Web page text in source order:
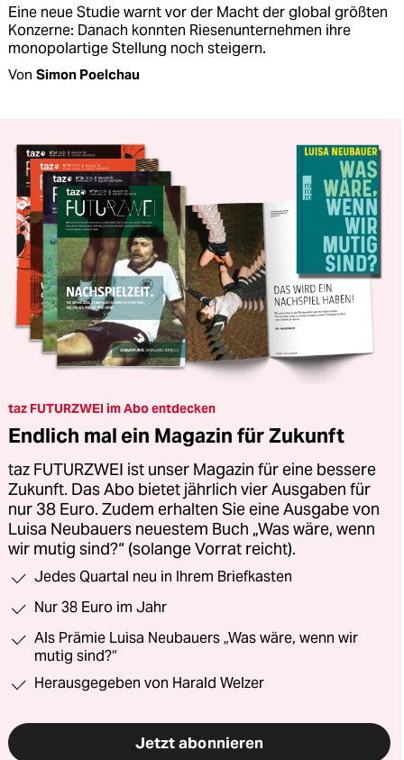
Eine neue Studie warnt vor der Macht der global größten
Konzerne: Danach konnten Riesenunternehmen ihre
monopolartige Stellung noch steigern.
Von Simon Poelchau
taz FUTURZWEI im Abo entdecken
Endlich mal ein Magazin für Zukunft
taz FUTURZWEI ist unser Magazin für eine bessere
Zukunft. Das Abo bietet jährlich vier Ausgaben für
nur 38 Euro. Zudem erhalten Sie eine Ausgabe von
Luisa Neubauers neuestem Buch „Was wäre, wenn
wir mutig sind?“ (solange Vorrat reicht).
Jedes Quartal neu in Ihrem Briefkasten
Nur 38 Euro im Jahr
Als Prämie Luisa Neubauers „Was wäre, wenn wir
mutig sind?“
Herausgegeben von Harald Welzer
Jetzt abonnieren